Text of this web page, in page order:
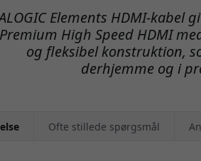
Elements HDMI-kabel
Premium High Speed HDMI
og fleksibel konstruktion,
derhjemme og i
Ofte stillede spørgsmål